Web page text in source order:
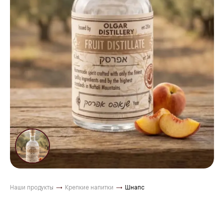
Наши продукты → Крепкие напитки → Шнапс